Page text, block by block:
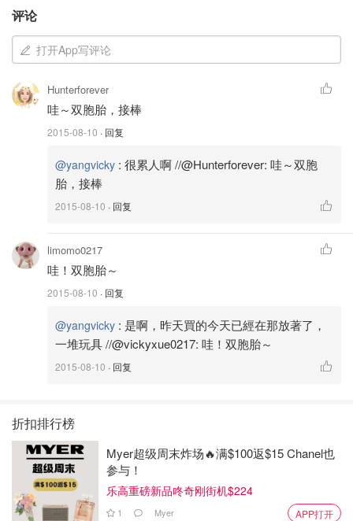
评论
打开App写评论
Hunterforever
哇～双胞胎，接棒
2015-08-10 · 回复
@yangvicky : 很累人啊 //@Hunterforever: 哇～双胞
胎，接棒
2015-08-10 · 回复
limomo0217
哇！双胞胎～
2015-08-10 · 回复
@yangvicky : 是啊，昨天買的今天已經在那放著了，
一堆玩具 //@vickyxue0217: 哇！双胞胎～
2015-08-10 · 回复
折扣排行榜
Myer超级周末炸场🔥满$100返$15 Chanel也
参与！
乐高重磅新品咚奇刚街机$224
1 Myer APP打开